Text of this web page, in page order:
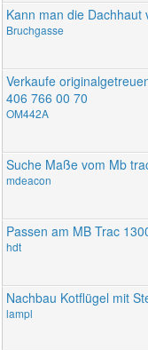
Kann man die
Bruchgasse
Verkaufe
406 766 00 70
OM442A
Suche Maße vom Mb
mdeacon
Passen am MB Trac
hdt
Nachbau Kotflügel mit
lampl